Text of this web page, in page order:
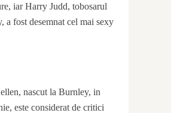
iar Harry Judd, tobosarul
a fost desemnat cel mai sexy
nascut la Burnley, in
este considerat de critici